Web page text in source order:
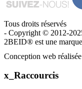
Tous droits réservés
- Copyright © 2012-
2BEID® est une
Conception web
x_Raccourcis